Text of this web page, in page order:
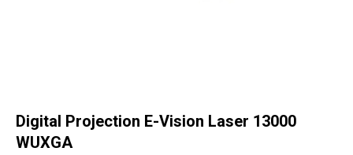
Digital Projection E-Vision Laser 13000
WUXGA